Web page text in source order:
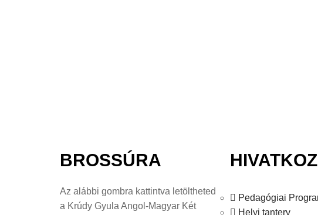
BROSSÚRA
Az alábbi gombra kattintva letöltheted
a Krúdy Gyula Angol-Magyar Két
Pedagógiai
Helyi tanterv